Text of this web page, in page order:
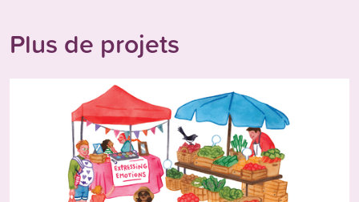
Plus de projets